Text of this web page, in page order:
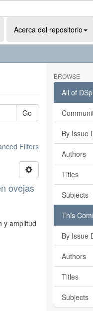
Acerca del repositorio
Go
Filters
ovejas
y amplitud
BROWSE
All of
By Issue
Authors
Titles
Subjects
This
By Issue
Authors
Titles
Subjects